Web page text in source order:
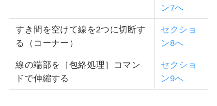
ン7へ
すき間を空けて線を2つに切断す
る（コーナー）
セクショ
ン8へ
線の端部を［包絡処理］コマン
ドで伸縮する
セクショ
ン9へ